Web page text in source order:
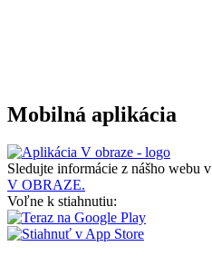
Mobilná aplikácia
Sledujte informácie z nášho webu v
V OBRAZE.
Voľne k stiahnutiu: